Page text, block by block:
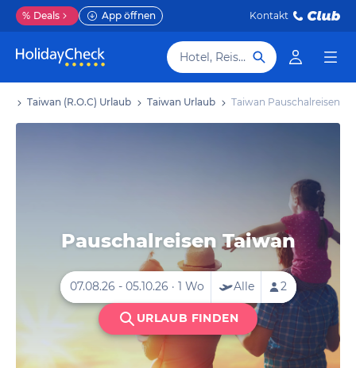
% Deals App öffnen Kontakt
Hotel, Reiseziel
Taiwan (R.O.C) Urlaub Taiwan Urlaub Taiwan Pauschalreisen
Pauschalreisen Taiwan